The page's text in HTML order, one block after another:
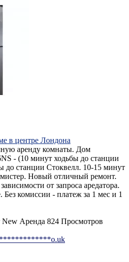
в центре Лондона
аренду комнаты. Дом
- (10 минут ходьбы до станции
до станции Стоквелл. 10-15 минут
Новый отличный ремонт.
от запроса аредатора.
комиссии - платеж за 1 мес и 1
New Аренда 824 Просмотров